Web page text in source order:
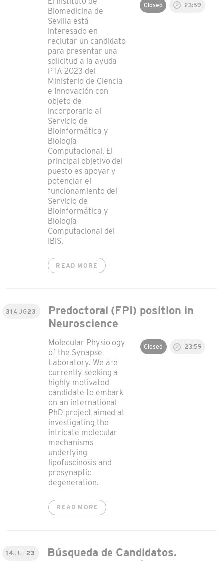
Biomedicina de
Sevilla está
interesado en
reclutar un candidato
para presentar una
solicitud a la ayuda
PTA 2023 del
Ministerio de Ciencia
e Innovación con
objeto de
incorporarlo al
Servicio de
Bioinformática y
Biología
Computacional. El
principal objetivo del
puesto es apoyar y
potenciar el
funcionamiento del
Servicio de
Bioinformática y
Biología
Computacional del
IBiS.
Closed 23:59
READ MORE
31 AUG 23
Predoctoral (FPI) position in
Neuroscience
Molecular Physiology
of the Synapse
Laboratory. We are
currently seeking a
highly motivated
candidate to embark
on an international
PhD project aimed at
investigating the
intricate molecular
mechanisms
underlying
lipofuscinosis and
presynaptic
degeneration.
Closed 23:59
READ MORE
14JUL 23
Búsqueda de Candidatos.